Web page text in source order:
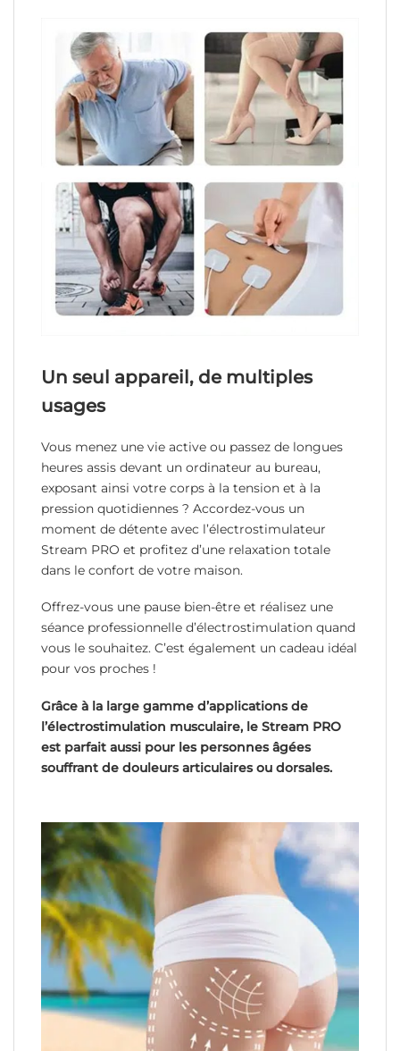
Un seul appareil, de multiples
usages
Vous menez une vie active ou passez de longues
heures assis devant un ordinateur au bureau,
exposant ainsi votre corps à la tension et à la
pression quotidiennes ? Accordez-vous un
moment de détente avec l’électrostimulateur
Stream PRO et profitez d’une relaxation totale
dans le confort de votre maison.
Offrez-vous une pause bien-être et réalisez une
séance professionnelle d’électrostimulation quand
vous le souhaitez. C’est également un cadeau idéal
pour vos proches !
Grâce à la large gamme d’applications de
l’électrostimulation musculaire, le Stream PRO
est parfait aussi pour les personnes âgées
souffrant de douleurs articulaires ou dorsales.